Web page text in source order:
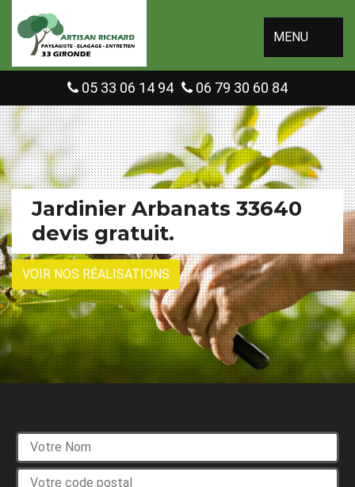
MENU
05 33 06 14 94 06 79 30 60 84
Jardinier Arbanats 33640
devis gratuit.
VOIR NOS RÉALISATIONS